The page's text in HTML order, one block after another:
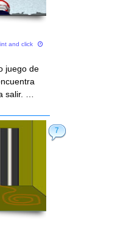
and click
juego de
salir. …
7